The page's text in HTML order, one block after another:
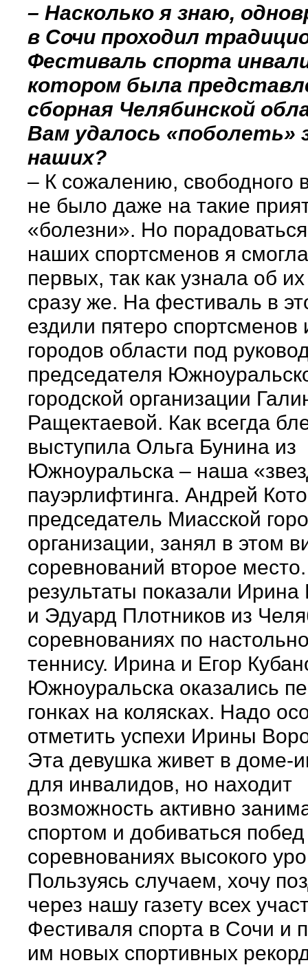
– Насколько я знаю,
в Сочи проходил
Фестиваль спорта
котором была
сборная Челябинской
Вам удалось «поболеть»
наших?
– К сожалению, свободного
не было даже на такие
«болезни». Но
наших спортсменов я
первых, так как узнала об
сразу же. На фестиваль в
ездили пятеро спортсменов
городов области под
председателя
городской организации
Ращектаевой. Как всегда
выступила Ольга Бунина из
Южноуральска – наша
пауэрлифтинга. Андрей
председатель Миасской
организации, занял в этом
соревнований второе
результаты показали
и Эдуард Плотников из
соревнованиях по
теннису. Ирина и Егор
Южноуральска оказались
гонках на колясках. Надо
отметить успехи Ирины
Эта девушка живет в доме-
для инвалидов, но находит
возможность активно
спортом и добиваться
соревнованиях высокого
Пользуясь случаем, хочу
через нашу газету всех
Фестиваля спорта в Сочи и
им новых спортивных